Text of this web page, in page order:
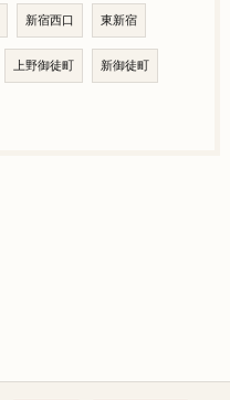
新宿西口 東新宿
上野御徒町 新御徒町